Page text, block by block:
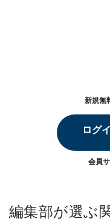
新規無
ログ
会員
編集部が選ぶ